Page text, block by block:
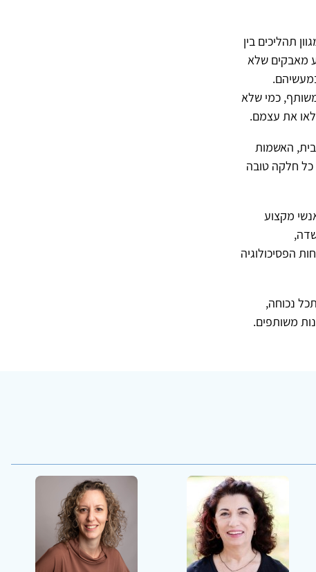
תהליכים בין
מאבקים שלא
כמי שלא
את עצמם.
האשמות
כל חלקה טובה
מקצוע
הפסיכולוגיה
נכוחה,
משותפים.